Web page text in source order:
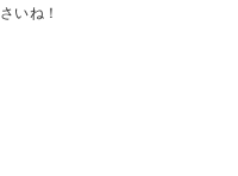
いね！